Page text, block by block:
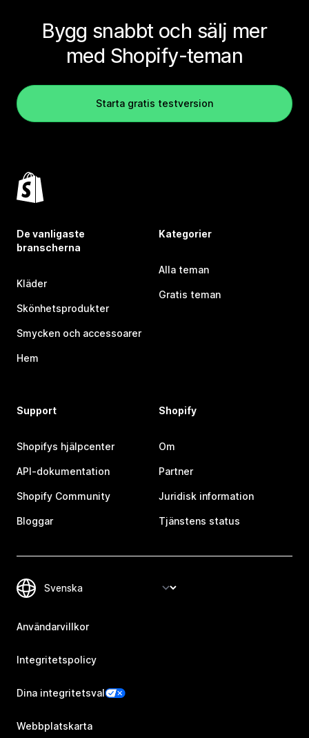
Bygg snabbt och sälj mer
med Shopify-teman
Starta gratis testversion
De vanligaste
branscherna
Kläder
Skönhetsprodukter
Smycken och accessoarer
Hem
Kategorier
Alla teman
Gratis teman
Support
Shopifys hjälpcenter
API-dokumentation
Shopify Community
Bloggar
Shopify
Om
Partner
Juridisk information
Tjänstens status
Användarvillkor
Integritetspolicy
Dina integritetsval
Webbplatskarta